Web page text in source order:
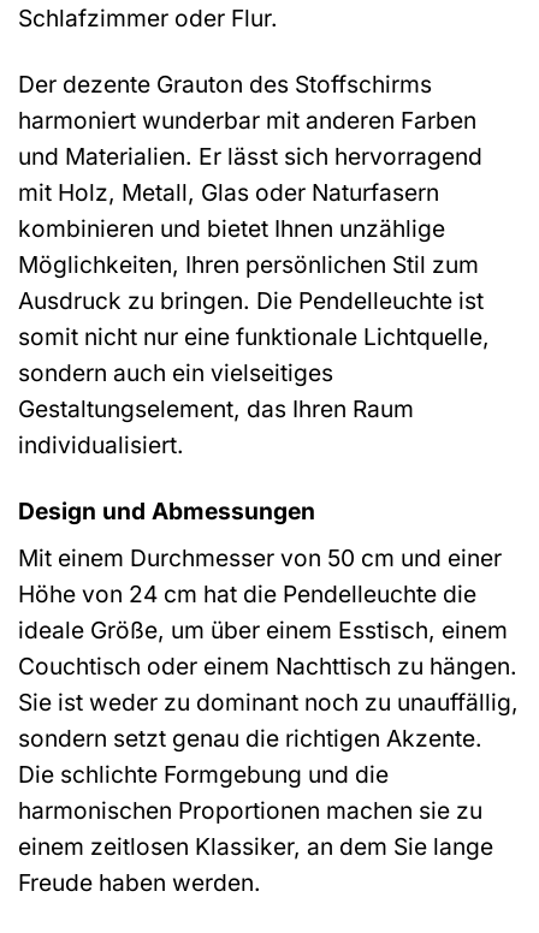
Schlafzimmer oder Flur.
Der dezente Grauton des Stoffschirms
harmoniert wunderbar mit anderen Farben
und Materialien. Er lässt sich hervorragend
mit Holz, Metall, Glas oder Naturfasern
kombinieren und bietet Ihnen unzählige
Möglichkeiten, Ihren persönlichen Stil zum
Ausdruck zu bringen. Die Pendelleuchte ist
somit nicht nur eine funktionale Lichtquelle,
sondern auch ein vielseitiges
Gestaltungselement, das Ihren Raum
individualisiert.
Design und Abmessungen
Mit einem Durchmesser von 50 cm und einer
Höhe von 24 cm hat die Pendelleuchte die
ideale Größe, um über einem Esstisch, einem
Couchtisch oder einem Nachttisch zu hängen.
Sie ist weder zu dominant noch zu unauffällig,
sondern setzt genau die richtigen Akzente.
Die schlichte Formgebung und die
harmonischen Proportionen machen sie zu
einem zeitlosen Klassiker, an dem Sie lange
Freude haben werden.